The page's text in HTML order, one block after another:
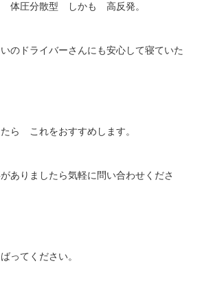
体圧分散型 しかも 高反発。
のドライバーさんにも安心して寝ていた
ら これをおすすめします。
ありましたら気軽に問い合わせくださ
ってください。